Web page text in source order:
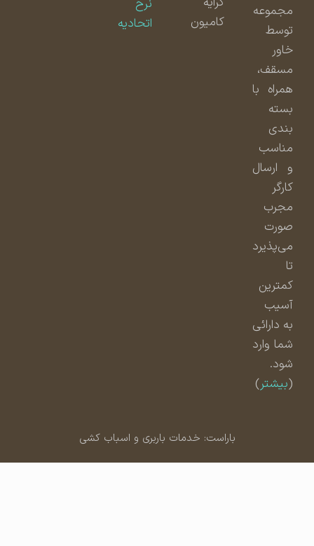
مجموعه
توسط
مسقف،
همراه با
بسته
بندی
مناسب
و ارسال
مجرب
صورت
می‌پذیرد
کمترین
آسیب
به دارائی
شما وارد
شود.
بیشتر)
کامیون
اتحادیه
باراست: خدمات باربری و اسباب کشی